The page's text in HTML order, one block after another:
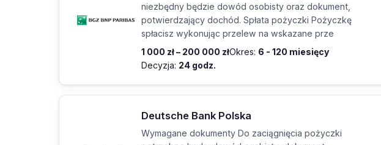
niezbędny będzie dowód osobisty oraz dokument,
potwierdzający dochód. Spłata pożyczki Pożyczkę
spłacisz wykonując przelew na wskazane prze
1 000 zł – 200 000 złOkres: 6 - 120 miesięcy
Decyzja: 24 godz.
Deutsche Bank Polska
Wymagane dokumenty Do zaciągnięcia pożyczki